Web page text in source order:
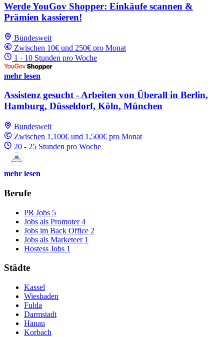
Werde YouGov Shopper: Einkäufe scannen &
Prämien kassieren!
Bundesweit
Zwischen 10€ und 250€ pro Monat
1 - 10 Stunden pro Woche
mehr lesen
Assistenz gesucht - Arbeiten von Überall in Berlin,
Hamburg, Düsseldorf, Köln, München
Bundesweit
Zwischen 1,100€ und 1,500€ pro Monat
20 - 25 Stunden pro Woche
mehr lesen
Berufe
PR Jobs 5
Jobs als Promoter 4
Jobs im Back Office 2
Jobs als Marketeer 1
Hostess Jobs 1
Städte
Kassel
Wiesbaden
Fulda
Darmstadt
Hanau
Korbach